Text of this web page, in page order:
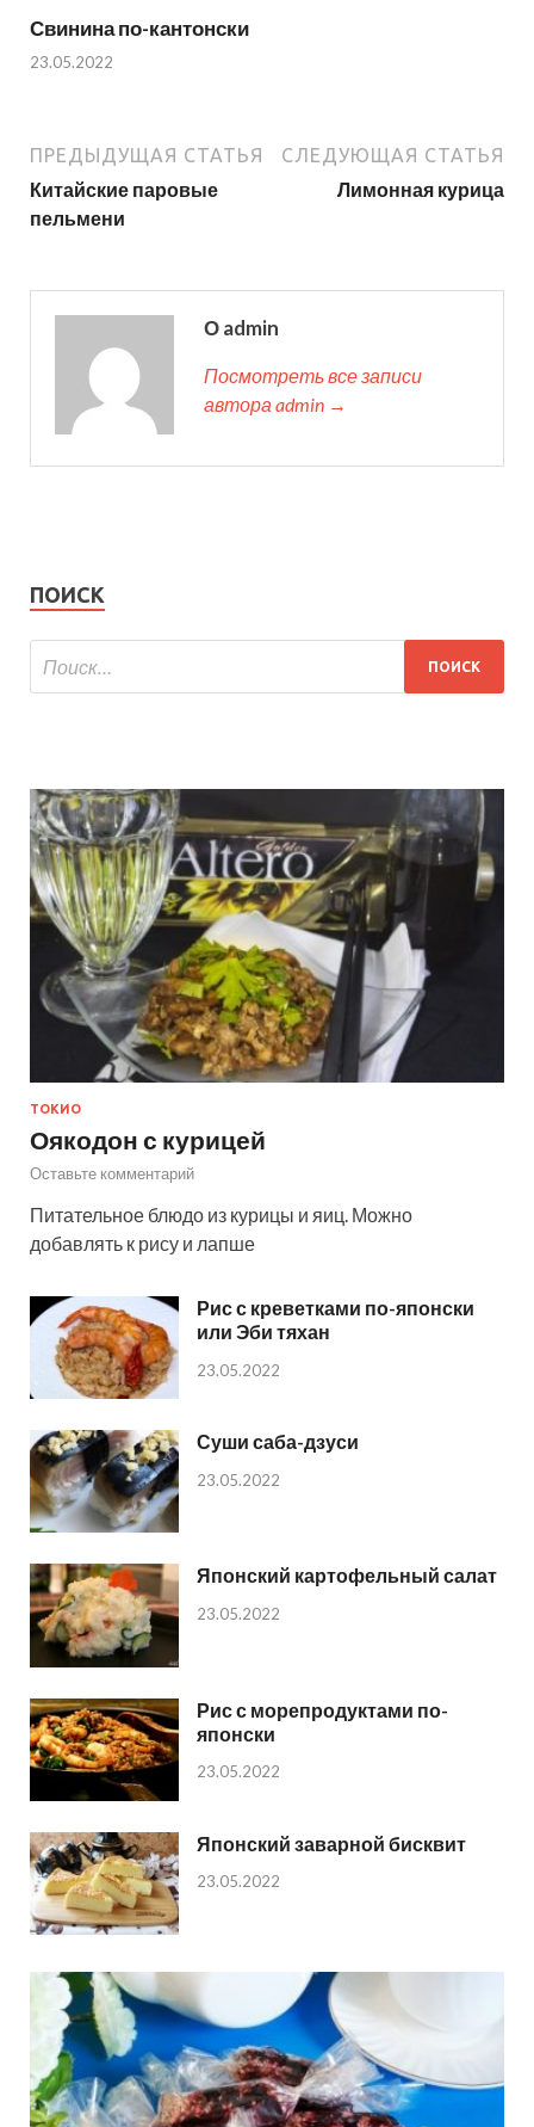
Свинина по-кантонски
23.05.2022
ПРЕДЫДУЩАЯ СТАТЬЯ
Китайские паровые
пельмени
СЛЕДУЮЩАЯ СТАТЬЯ
Лимонная курица
О admin
Посмотреть все записи
автора admin →
ПОИСК
ТОКИО
Оякодон с курицей
Оставьте комментарий
Питательное блюдо из курицы и яиц. Можно
добавлять к рису и лапше
Рис с креветками по-японски
или Эби тяхан
23.05.2022
Суши саба-дзуси
23.05.2022
Японский картофельный салат
23.05.2022
Рис с морепродуктами по-
японски
23.05.2022
Японский заварной бисквит
23.05.2022